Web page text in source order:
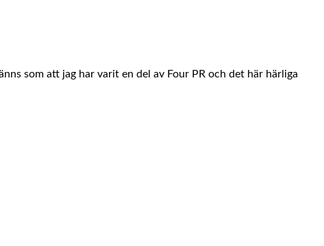
som att jag har varit en del av Four PR och det här härliga